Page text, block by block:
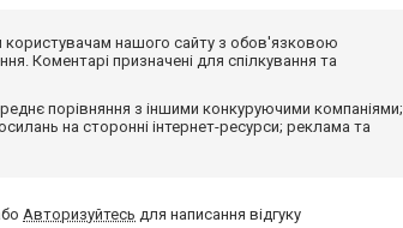
користувачам нашого сайту з обов'язковою
Коментарі призначені для спілкування та
порівняння з іншими конкуруючими компаніями;
на сторонні інтернет-ресурси; реклама та
Авторизуйтесь для написання відгуку